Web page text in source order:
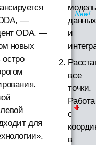
—
ODA. —
новых
для
и
все
точки.
Работа
с
в